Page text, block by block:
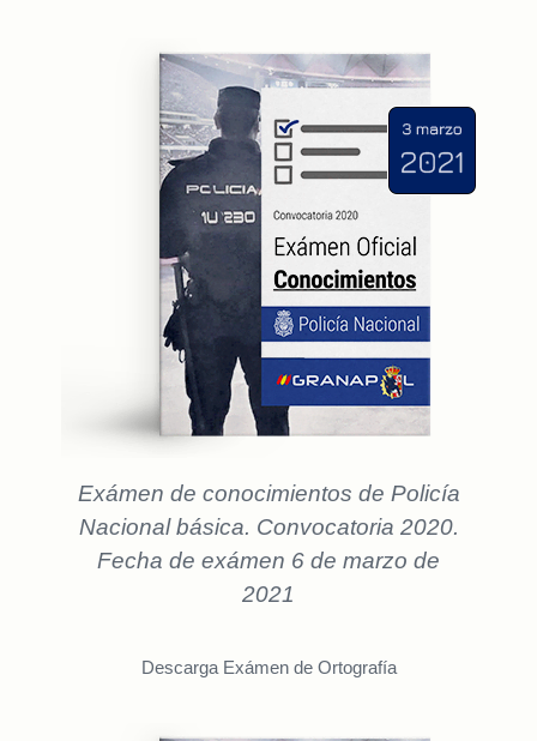
Exámen de conocimientos de Policía
Nacional básica. Convocatoria 2020.
Fecha de exámen 6 de marzo de
2021
Descarga Exámen de Ortografía